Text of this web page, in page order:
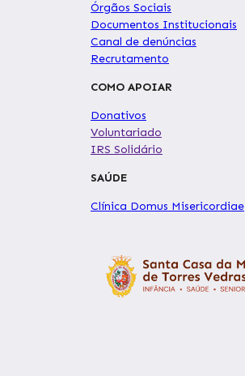
Órgãos Sociais
Documentos Institucionais
Canal de denúncias
Recrutamento
COMO APOIAR
Donativos
Voluntariado
IRS Solidário
SAÚDE
Clínica Domus Misericordiae